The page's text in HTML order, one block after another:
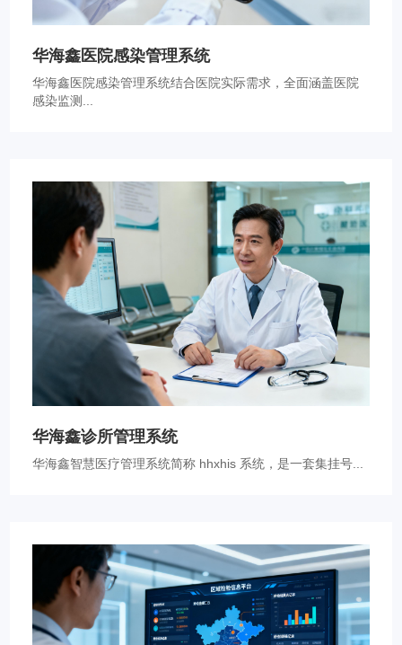
华海鑫医院感染管理系统
华海鑫医院感染管理系统结合医院实际需求，全面涵盖医院
感染监测...
华海鑫诊所管理系统
华海鑫智慧医疗管理系统简称 hhxhis 系统，是一套集挂号...